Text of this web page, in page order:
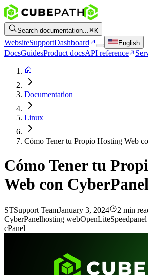
Search documentation... K
WebsiteSupportDashboard English
DocsGuidesProduct docsAPI reference
Documentation
Linux
Cómo Tener tu Propio Hosting Web
Cómo Tener tu
Web con
STSupport TeamJanuary 3, 2024 2 min
CyberPanelhosting webOpenLiteSpeed
cPanel